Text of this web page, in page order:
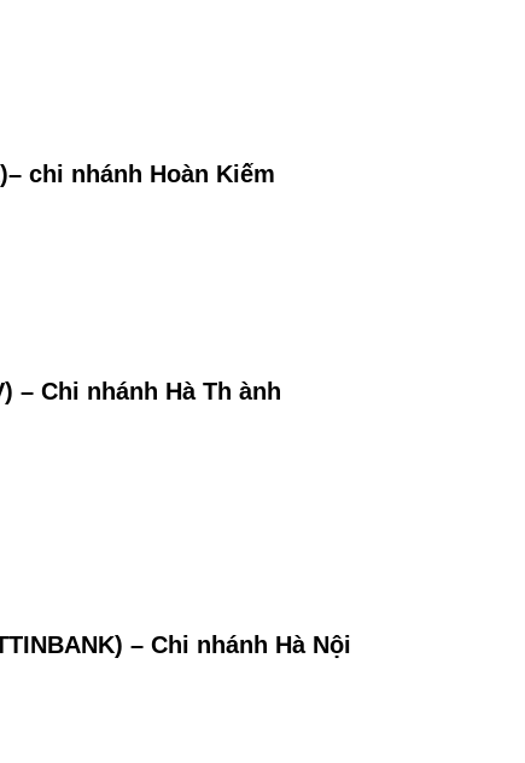
chi nhánh Hoàn Kiếm
– Chi nhánh Hà Th ành
– Chi nhánh Hà Nội